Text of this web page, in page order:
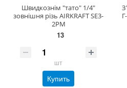
Швидкознім "тато" 1/4"
зовнішня різь AIRKRAFT SE3-
2PM
13
шт
Купить